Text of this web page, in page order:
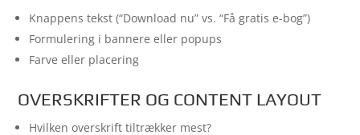
Knappens tekst (“Download nu” vs. “Få gratis e-bog”)
Formulering i bannere eller popups
Farve eller placering
OVERSKRIFTER OG CONTENT LAYOUT
Hvilken overskrift tiltrækker mest?